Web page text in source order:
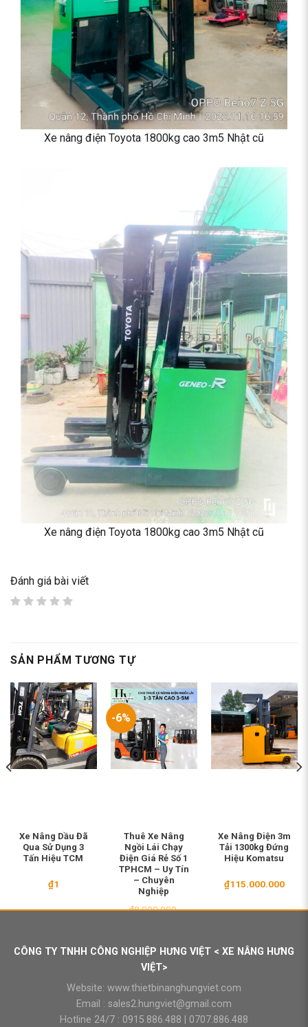
Xe nâng điện Toyota 1800kg cao 3m5 Nhật cũ
Xe nâng điện Toyota 1800kg cao 3m5 Nhật cũ
Đánh giá bài viết
SẢN PHẨM TƯƠNG TỰ
Xe Nâng Dầu Đã
Qua Sử Dụng 3
Tấn Hiệu TCM
₫1
-6%
Thuê Xe Nâng
Ngồi Lái Chạy
Điện Giá Rẻ Số 1
TPHCM – Uy Tín
– Chuyên
Nghiệp
₫8.000.000
₫8.000.000.
₫7.500.000.
Xe Nâng Điện 3m
Tải 1300kg Đứng
Hiệu Komatsu
₫115.000.000
CÔNG TY TNHH CÔNG NGHIỆP HƯNG VIỆT < XE NÂNG HƯNG
VIỆT>
Website: www.thietbinanghungviet.com
Email : sales2.hungviet@gmail.com
Hotline 24/7 : 0915.886.488 0707.886.488